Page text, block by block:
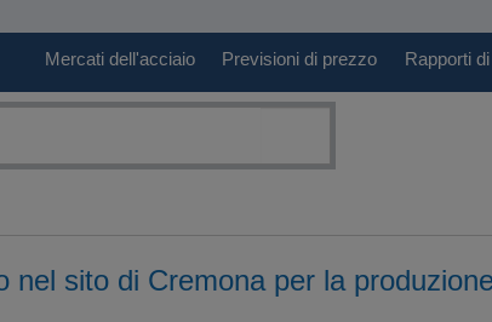
Mercati dell'acciaio Previsioni di prezzo Rapporti
nel sito di Cremona per la